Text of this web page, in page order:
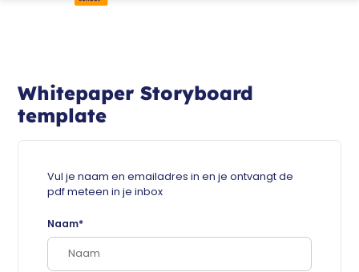
Whitepaper Storyboard
template
Vul je naam en emailadres in en je ontvangt de
pdf meteen in je inbox
Naam*